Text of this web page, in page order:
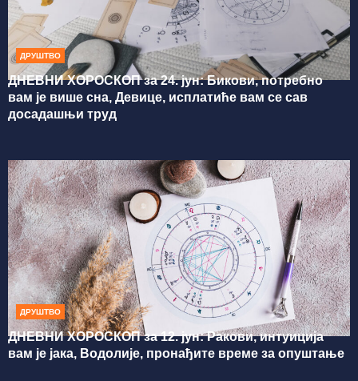
ДРУШТВО
ДНЕВНИ ХОРОСКОП за 24. јун: Бикови, потребно
вам је више сна, Девице, исплатиће вам се сав
досадашњи труд
ДРУШТВО
ДНЕВНИ ХОРОСКОП за 12. јун: Ракови, интуиција
вам је јака, Водолије, пронађите време за опуштање